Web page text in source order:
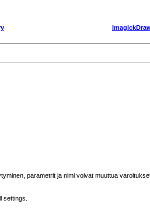
parametrit ja nimi voivat muuttua
settings.